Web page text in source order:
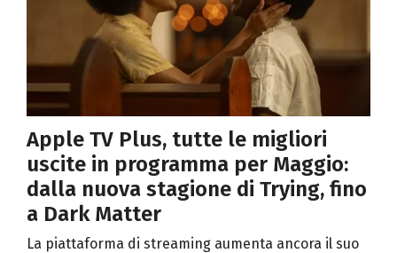
Apple TV Plus, tutte le migliori
uscite in programma per Maggio:
dalla nuova stagione di Trying, fino
a Dark Matter
La piattaforma di streaming aumenta ancora il suo